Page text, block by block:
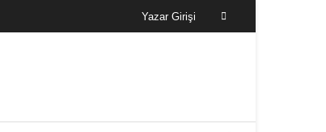
Yazar Girişi